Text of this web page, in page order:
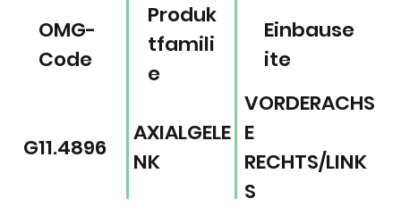
Einbause
ite
Produk
tfamili
e
OMG-
Code
VORDERACHS
E
RECHTS/LINK
S
AXIALGELE
NK
G11.4896